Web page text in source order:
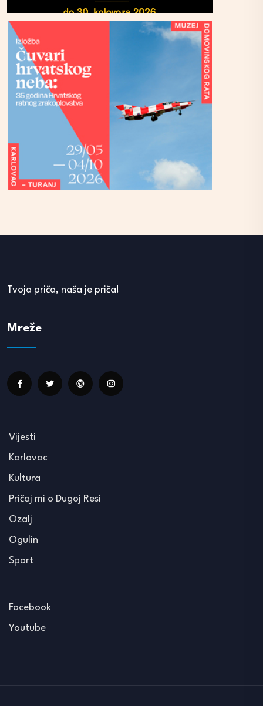
Tvoja priča, naša je priča!
Mreže
Vijesti
Karlovac
Kultura
Pričaj mi o Dugoj Resi
Ozalj
Ogulin
Sport
Facebook
Youtube